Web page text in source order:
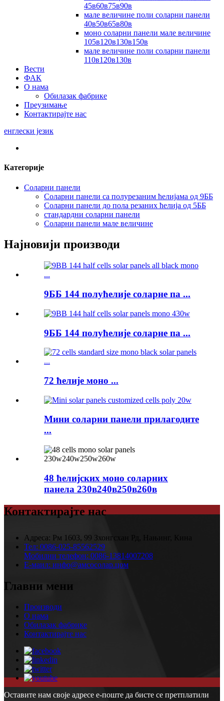
45в60в75в90в
мале величине поли соларни панели
40в50в65в80в
моно соларни панели мале величине
105в120в130в150в
мале величине поли соларни панели
110в120в130в
Вести
ФАК
О нама
Обилазак фабрике
Преузимање
Контактирајте нас
енглески језик
Категорије
Соларни панели
Соларни панели са полурезаним ћелијама од 9ББ
Соларни панели до пола резаних ћелија од 5ББ
стандардни соларни панели
Соларни панели мале величине
Најновији производи
9ББ 144 полућелије соларне па ...
9ББ 144 полућелије соларне па ...
72 ћелије моно ...
Мини соларни панели прилагодите
...
48 ћелијских моно соларних
панела 230в240в250в260в
Контактирајте нас
Адреса: Рм 1603, 99 Зхонгсхан Рд, Нањинг, Кина
Тел: 0086-025-85562529
Мобилни телефон: 0086-13814007208
Е-маил: инфо@амсосолар.цом
Главни мени
Производи
О нама
Обилазак фабрике
Контактирајте нас
Оставите нам своје адресе е-поште да бисте се претплатили